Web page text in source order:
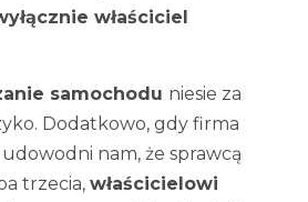
właściciel
samochodu niesie za
Dodatkowo, gdy firma
nam, że sprawcą
trzecia, właścicielowi